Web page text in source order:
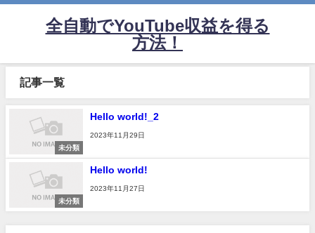
全自動でYouTube収益を得る
方法！
記事一覧
未分類
Hello world!_2
2023年11月29日
未分類
Hello world!
2023年11月27日